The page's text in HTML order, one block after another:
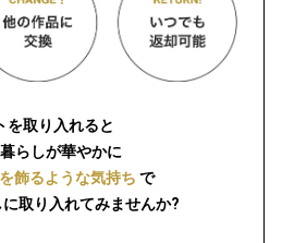
を取り入れると
らしが華やかに
飾るような気持ち で
取り入れてみませんか?